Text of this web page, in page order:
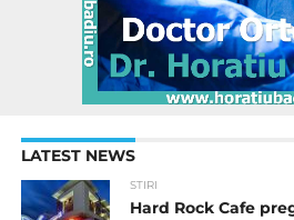
LATEST NEWS
STIRI
Hard Rock Cafe